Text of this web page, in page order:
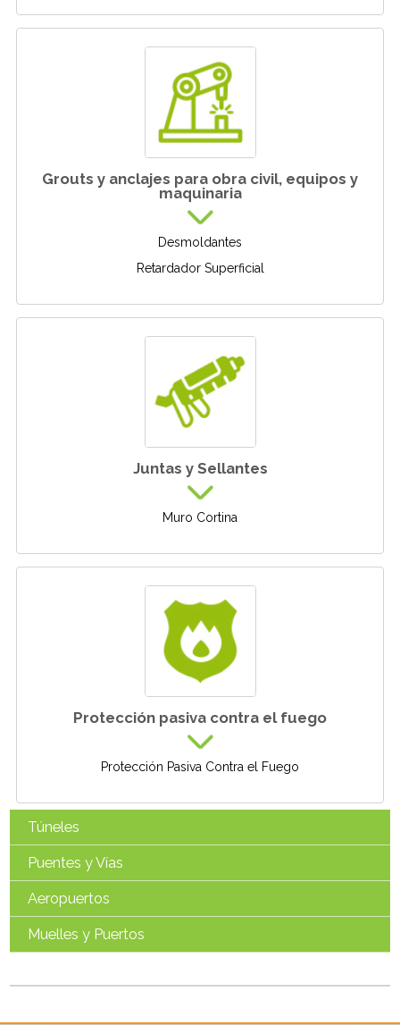
Grouts y anclajes para obra civil, equipos y
maquinaria
Desmoldantes
Retardador Superficial
Juntas y Sellantes
Muro Cortina
Protección pasiva contra el fuego
Protección Pasiva Contra el Fuego
Túneles
Puentes y Vías
Aeropuertos
Muelles y Puertos